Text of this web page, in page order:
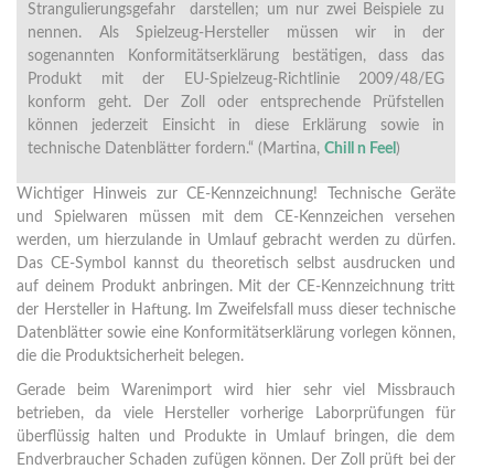
Strangulierungsgefahr darstellen; um nur zwei Beispiele zu
nennen. Als Spielzeug-Hersteller müssen wir in der
sogenannten Konformitätserklärung bestätigen, dass das
Produkt mit der EU-Spielzeug-Richtlinie 2009/48/EG
konform geht. Der Zoll oder entsprechende Prüfstellen
können jederzeit Einsicht in diese Erklärung sowie in
technische Datenblätter fordern.“ (Martina, Chill n Feel )
Wichtiger Hinweis zur CE-Kennzeichnung! Technische Geräte
und Spielwaren müssen mit dem CE-Kennzeichen versehen
werden, um hierzulande in Umlauf gebracht werden zu dürfen.
Das CE-Symbol kannst du theoretisch selbst ausdrucken und
auf deinem Produkt anbringen. Mit der CE-Kennzeichnung tritt
der Hersteller in Haftung. Im Zweifelsfall muss dieser technische
Datenblätter sowie eine Konformitätserklärung vorlegen können,
die die Produktsicherheit belegen.
Gerade beim Warenimport wird hier sehr viel Missbrauch
betrieben, da viele Hersteller vorherige Laborprüfungen für
überflüssig halten und Produkte in Umlauf bringen, die dem
Endverbraucher Schaden zufügen können. Der Zoll prüft bei der